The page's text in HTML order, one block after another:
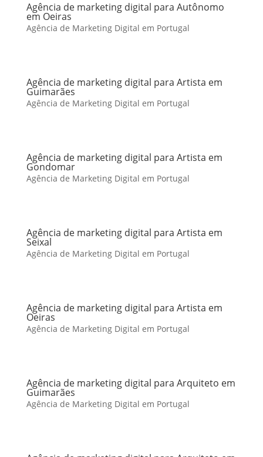
Agência de marketing digital para Autônomo
em Oeiras
Agência de Marketing Digital em Portugal
Agência de marketing digital para Artista em
Guimarães
Agência de Marketing Digital em Portugal
Agência de marketing digital para Artista em
Gondomar
Agência de Marketing Digital em Portugal
Agência de marketing digital para Artista em
Seixal
Agência de Marketing Digital em Portugal
Agência de marketing digital para Artista em
Oeiras
Agência de Marketing Digital em Portugal
Agência de marketing digital para Arquiteto em
Guimarães
Agência de Marketing Digital em Portugal